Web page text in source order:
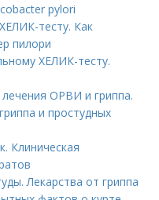
pylori
тесту. Как
пилори
ХЕЛИК-тесту.
ОРВИ и гриппа.
и простудных
Клиническая
Лекарства от гриппа